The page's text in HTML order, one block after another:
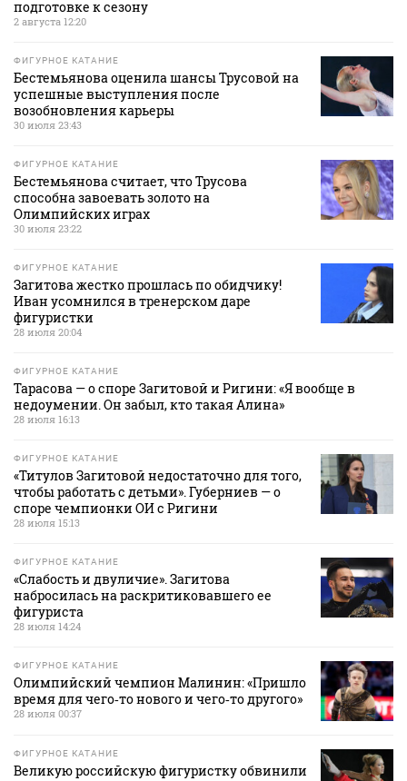
подготовке к сезону
2 августа 12:20
ФИГУРНОЕ КАТАНИЕ
Бестемьянова оценила шансы Трусовой на
успешные выступления после
возобновления карьеры
30 июля 23:43
ФИГУРНОЕ КАТАНИЕ
Бестемьянова считает, что Трусова
способна завоевать золото на
Олимпийских играх
30 июля 23:22
ФИГУРНОЕ КАТАНИЕ
Загитова жестко прошлась по обидчику!
Иван усомнился в тренерском даре
фигуристки
28 июля 20:04
ФИГУРНОЕ КАТАНИЕ
Тарасова — о споре Загитовой и Ригини: «Я вообще в
недоумении. Он забыл, кто такая Алина»
28 июля 16:13
ФИГУРНОЕ КАТАНИЕ
«Титулов Загитовой недостаточно для того,
чтобы работать с детьми». Губерниев — о
споре чемпионки ОИ с Ригини
28 июля 15:13
ФИГУРНОЕ КАТАНИЕ
«Слабость и двуличие». Загитова
набросилась на раскритиковавшего ее
фигуриста
28 июля 14:24
ФИГУРНОЕ КАТАНИЕ
Олимпийский чемпион Малинин: «Пришло
время для чего‑то нового и чего‑то другого»
28 июля 00:37
ФИГУРНОЕ КАТАНИЕ
Великую российскую фигуристку обвинили